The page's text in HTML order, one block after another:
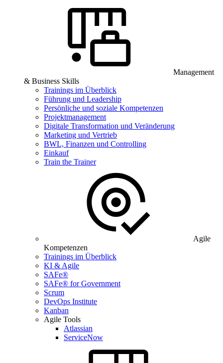
Management
& Business Skills
Trainings im Überblick
Führung und Leadership
Persönliche und soziale Kompetenzen
Projektmanagement
Digitale Transformation und Veränderung
Marketing und Vertrieb
BWL, Finanzen und Controlling
Einkauf
Train the Trainer
Agile
Kompetenzen
Trainings im Überblick
KI & Agile
SAFe®
SAFe® for Government
Scrum
DevOps Institute
Kanban
Agile Tools
Atlassian
ServiceNow